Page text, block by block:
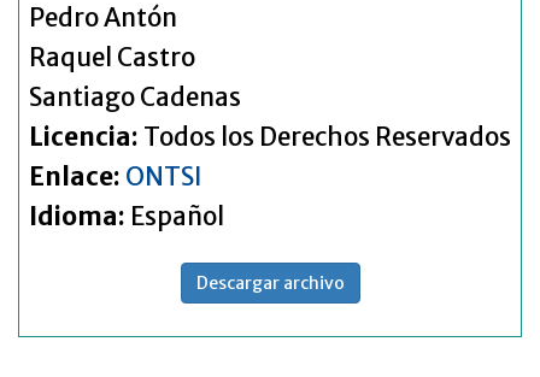
Pedro Antón
Raquel Castro
Santiago Cadenas
Licencia: Todos los Derechos Reservados
Enlace: ONTSI
Idioma: Español
Descargar archivo